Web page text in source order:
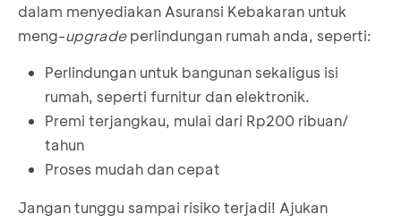
dalam menyediakan Asuransi Kebakaran untuk
meng-upgradeperlindungan rumah anda, seperti:
Perlindungan untuk bangunan sekaligus isi
rumah, seperti furnitur dan elektronik.
Premi terjangkau, mulai dari Rp200 ribuan/
tahun
Proses mudah dan cepat
Jangan tunggu sampai risiko terjadi! Ajukan